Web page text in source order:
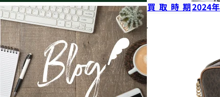
買取時期2024